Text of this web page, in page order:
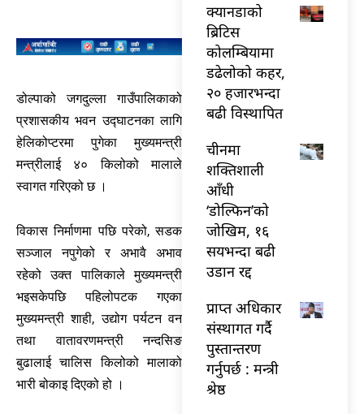
डोल्पाको जगदुल्ला गाउँपालिकाको
प्रशासकीय भवन उद्घाटनका लागि
हेलिकोप्टरमा पुगेका मुख्यमन्त्री
मन्त्रीलाई ४० किलोको मालाले
स्वागत गरिएको छ ।
विकास निर्माणमा पछि परेको, सडक
सञ्जाल नपुगेको र अभावै अभाव
रहेको उक्त पालिकाले मुख्यमन्त्री
भइसकेपछि पहिलोपटक गएका
मुख्यमन्त्री शाही, उद्योग पर्यटन वन
तथा वातावरणमन्त्री नन्दसिङ
बुढालाई चालिस किलोको मालाको
भारी बोकाइ दिएको हो ।
क्यानडाको
ब्रिटिस
कोलम्बियामा
डढेलोको कहर,
२० हजारभन्दा
बढी विस्थापित
चीनमा
शक्तिशाली
आँधी
‘डोल्फिन’को
जोखिम, १६
सयभन्दा बढी
उडान रद्द
प्राप्त अधिकार
संस्थागत गर्दै
पुस्तान्तरण
गर्नुपर्छ : मन्त्री
श्रेष्ठ